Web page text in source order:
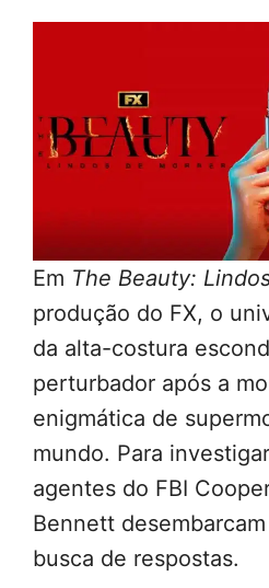
Em The Beauty:
produção do FX, o
da alta-costura
perturbador após a
enigmática de
mundo. Para
agentes do FBI
Bennett
busca de respostas.